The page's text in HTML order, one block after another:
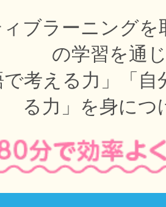
ブラーニングを
の学習を通
で考える力」「
る力」を身につ